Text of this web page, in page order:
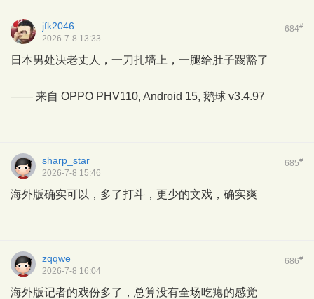
684#
jfk2046
2026-7-8 13:33
日本男处决老丈人，一刀扎墙上，一腿给肚子踢豁了
—— 来自 OPPO PHV110, Android 15, 鹅球 v3.4.97
685#
sharp_star
2026-7-8 15:46
海外版确实可以，多了打斗，更少的文戏，确实爽
686#
zqqwe
2026-7-8 16:04
海外版记者的戏份多了，总算没有全场吃瘪的感觉